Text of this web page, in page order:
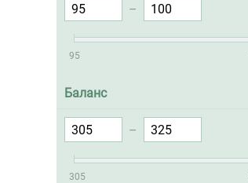
–
95
Баланс
–
305